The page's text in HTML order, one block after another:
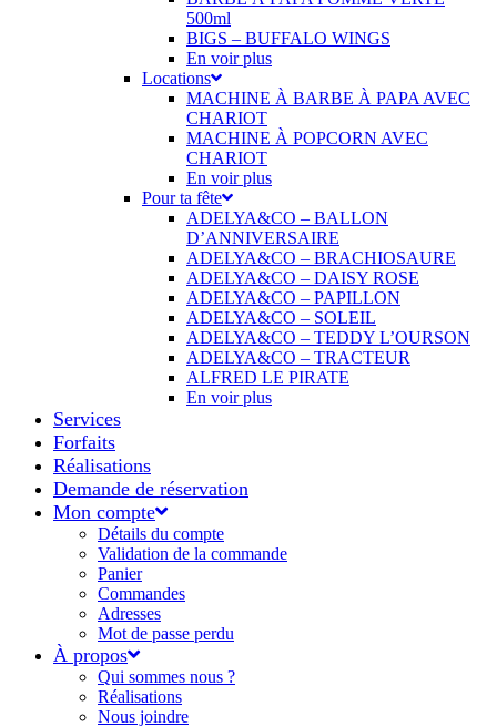
500ml
BIGS – BUFFALO WINGS
En voir plus
Locations
MACHINE À BARBE À PAPA AVEC
CHARIOT
MACHINE À POPCORN AVEC
CHARIOT
En voir plus
Pour ta fête
ADELYA&CO – BALLON
D’ANNIVERSAIRE
ADELYA&CO – BRACHIOSAURE
ADELYA&CO – DAISY ROSE
ADELYA&CO – PAPILLON
ADELYA&CO – SOLEIL
ADELYA&CO – TEDDY L’OURSON
ADELYA&CO – TRACTEUR
ALFRED LE PIRATE
En voir plus
Services
Forfaits
Réalisations
Demande de réservation
Mon compte
Détails du compte
Validation de la commande
Panier
Commandes
Adresses
Mot de passe perdu
À propos
Qui sommes nous ?
Réalisations
Nous joindre